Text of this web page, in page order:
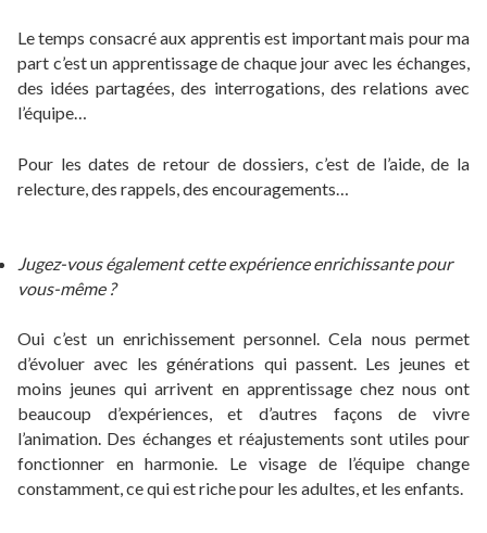
Le temps consacré aux apprentis est important mais pour ma
part c’est un apprentissage de chaque jour avec les échanges,
des idées partagées, des interrogations, des relations avec
l’équipe…
Pour les dates de retour de dossiers, c’est de l’aide, de la
relecture, des rappels, des encouragements…
Jugez-vous également cette expérience enrichissante pour
vous-même ?
Oui c’est un enrichissement personnel. Cela nous permet
d’évoluer avec les générations qui passent. Les jeunes et
moins jeunes qui arrivent en apprentissage chez nous ont
beaucoup d’expériences, et d’autres façons de vivre
l’animation. Des échanges et réajustements sont utiles pour
fonctionner en harmonie. Le visage de l’équipe change
constamment, ce qui est riche pour les adultes, et les enfants.